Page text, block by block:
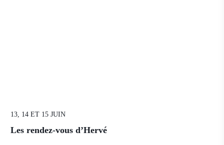
13, 14 ET 15 JUIN
Les rendez-vous d’Hervé